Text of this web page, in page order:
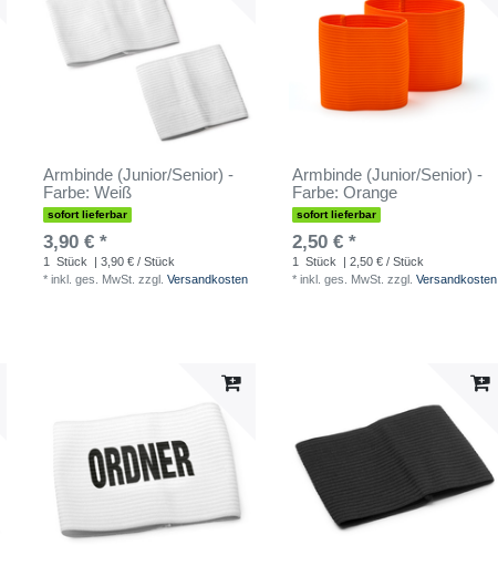
Armbinde (Junior/Senior) -
Farbe: Weiß
sofort lieferbar
3,90 € *
1 Stück
| 3,90 € / Stück
* inkl. ges. MwSt. zzgl. Versandkosten
Armbinde (Junior/Senior) -
Farbe: Orange
sofort lieferbar
2,50 € *
1 Stück
| 2,50 € / Stück
* inkl. ges. MwSt. zzgl. Versandkosten